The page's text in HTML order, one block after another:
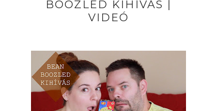
BOOZLED KIHÍVÁS |
VIDEÓ